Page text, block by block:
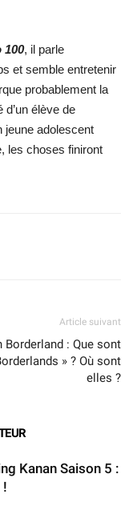
100, il parle
et semble entretenir
probablement la
élève de
jeune adolescent
les choses finiront
Article suivant
Borderland : Que sont
» ? Où sont
elles ?
Kanan Saison 5 :
!